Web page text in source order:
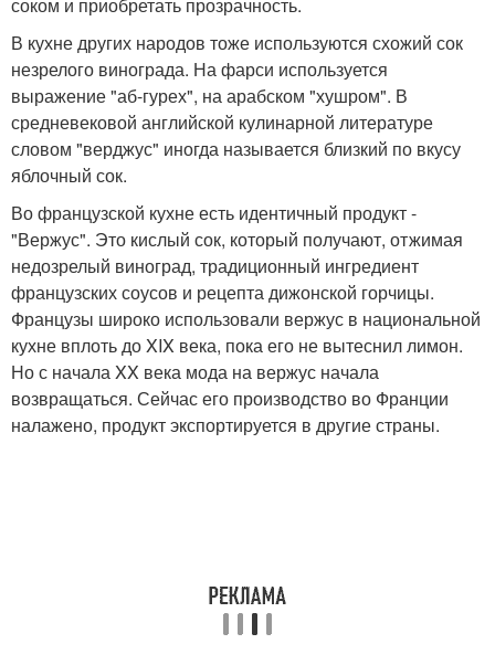
В кухне других народов тоже используются схожий сок
незрелого винограда. На фарси используется
выражение "аб-гурех", на арабском "хушром". В
средневековой английской кулинарной литературе
словом "верджус" иногда называется близкий по вкусу
яблочный сок.
Во французской кухне есть идентичный продукт -
"Вержус". Это кислый сок, который получают, отжимая
недозрелый виноград, традиционный ингредиент
французских соусов и рецепта дижонской горчицы.
Французы широко использовали вержус в национальной
кухне вплоть до XIX века, пока его не вытеснил лимон.
Но с начала XX века мода на вержус начала
возвращаться. Сейчас его производство во Франции
налажено, продукт экспортируется в другие страны.